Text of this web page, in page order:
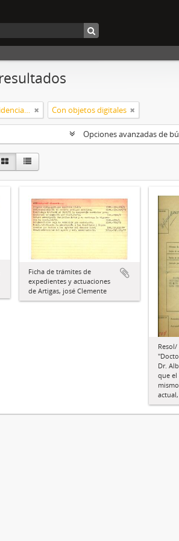
Mesa General de Entradas. Presidencia UNLP Con objetos digitales
Opciones avanzadas de
Ficha de trámites de
expedientes y actuaciones
de Artigas, josé Clemente
Dr.
que el